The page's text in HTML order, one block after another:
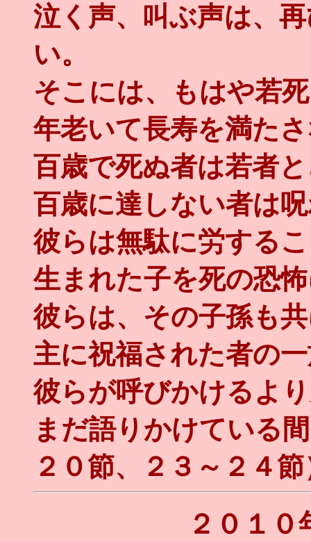
泣く声、叫ぶ声は、
い。
そこには、もはや若
年老いて長寿を満た
百歳で死ぬ者は若者
百歳に達しない者は
彼らは無駄に労する
生まれた子を死の恐
彼らは、その子孫も
主に祝福された者の
彼らが呼びかけるよ
まだ語りかけている
２０節、２３～２４節
２０１